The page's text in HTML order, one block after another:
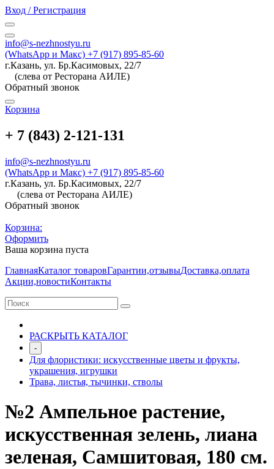
Вход / Регистрация
info@s-nezhnostyu.ru
(WhatsApp и Макс) +7 (917) 895-85-60
г.Казань, ул. Бр.Касимовых, 22/7
(слева от Ресторана АИЛЕ)
Обратный звонок
Корзина
+ 7 (843) 2-121-131
info@s-nezhnostyu.ru
(WhatsApp и Макс) +7 (917) 895-85-60
г.Казань, ул. Бр.Касимовых, 22/7
(слева от Ресторана АИЛЕ)
Обратный звонок
Корзина:
Оформить
Ваша корзина пуста
ГлавнаяКаталог товаровГарантии,отзывыДоставка,оплата
Акции,новостиКонтакты
РАСКРЫТЬ КАТАЛОГ
-
Для флористики: искусственные цветы и фрукты,
украшения, игрушки
Трава, листья, тычинки, стволы
№2 Ампельное растение,
искусственная зелень, лиана
зеленая, Самшитовая, 180 см.